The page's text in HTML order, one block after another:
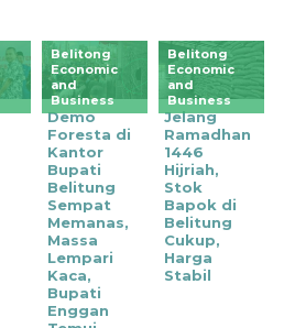
Belitong
Economic
and
Business
Demo
Foresta di
Kantor
Bupati
Belitung
Sempat
Memanas,
Massa
Lempari
Kaca,
Bupati
Enggan
Belitong
Economic
and
Business
Jelang
Ramadhan
1446
Hijriah,
Stok
Bapok di
Belitung
Cukup,
Harga
Stabil